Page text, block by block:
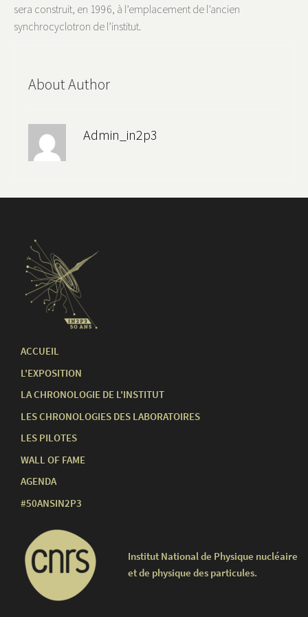
sera construit, en 1996, à l’emplacement de l’ancien
synchrocyclotron de l’institut.
About Author
Admin_in2p3
ACCUEIL
L'EXPOSITION
LA CHRONOLOGIE DE L'INSTITUT
LES CHRONOLOGIES DES LABORATOIRES
LES PILOTES
WALL OF FAME
AGENDA
#50ANSIN2P3
Institut National de Physique nucléaire
et de physique des particules.